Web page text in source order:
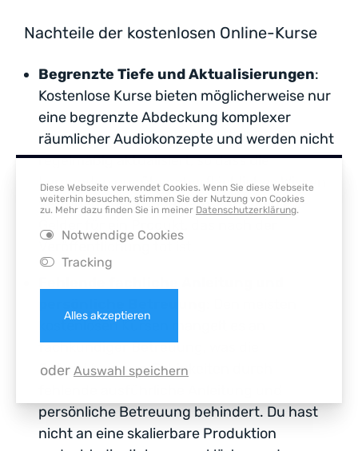
Nachteile der kostenlosen Online-Kurse
Begrenzte Tiefe und Aktualisierungen:
Kostenlose Kurse bieten möglicherweise nur
eine begrenzte Abdeckung komplexer
räumlicher Audiokonzepte und werden nicht
regelmäßig aktualisiert, so dass die
Lernenden nur über oberflächliches Wissen
verfügen. Im Grunde verbrennt man EU-
Veröffentlichung tot ist.
kostenlosen Kursen mangelt es an
fachkundiger Betreuung, was die
Entwicklung von Fähigkeiten durch
persönliche Betreuung behindert. Du hast
nicht an eine skalierbare Produktion
Diese Webseite verwendet Cookies. Wenn Sie diese Webseite
weiterhin besuchen, stimmen Sie der Nutzung von Cookies
zu. Mehr dazu finden Sie in meiner Datenschutzerklärung.
Notwendige Cookies
Tracking
Alles akzeptieren
oder Auswahl speichern